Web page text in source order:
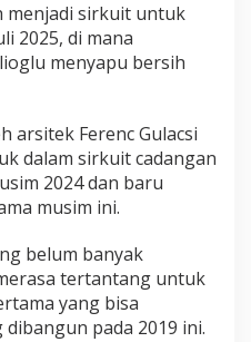
menjadi sirkuit untuk
2025, di mana
menyapu bersih
arsitek Ferenc Gulacsi
dalam sirkuit cadangan
2024 dan baru
musim ini.
belum banyak
tertantang untuk
yang bisa
pada 2019 ini.